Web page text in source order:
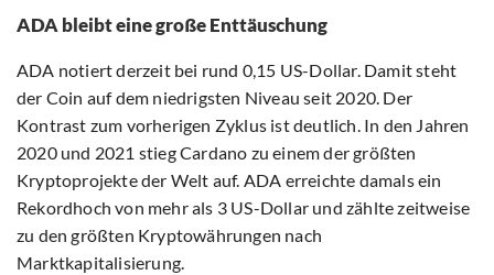
ADA bleibt eine große Enttäuschung
ADA notiert derzeit bei rund 0,15 US-Dollar. Damit steht
der Coin auf dem niedrigsten Niveau seit 2020. Der
Kontrast zum vorherigen Zyklus ist deutlich. In den Jahren
2020 und 2021 stieg Cardano zu einem der größten
Kryptoprojekte der Welt auf. ADA erreichte damals ein
Rekordhoch von mehr als 3 US-Dollar und zählte zeitweise
zu den größten Kryptowährungen nach
Marktkapitalisierung.